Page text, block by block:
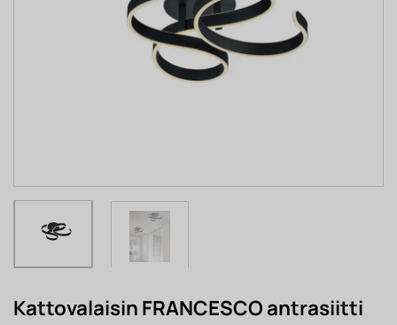
Kattovalaisin FRANCESCO antrasiitti